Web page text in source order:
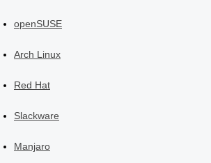
openSUSE
Arch Linux
Red Hat
Slackware
Manjaro